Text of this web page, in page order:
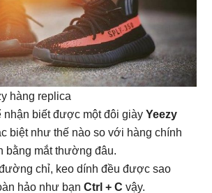
hàng replica
nhận biết được một đôi giàyYeezy
biệt như thế nào so với hàng chính
bằng mắt thường đâu.
chỉ, keo dính đều được sao
hảo như bạnCtrl + C vậy.